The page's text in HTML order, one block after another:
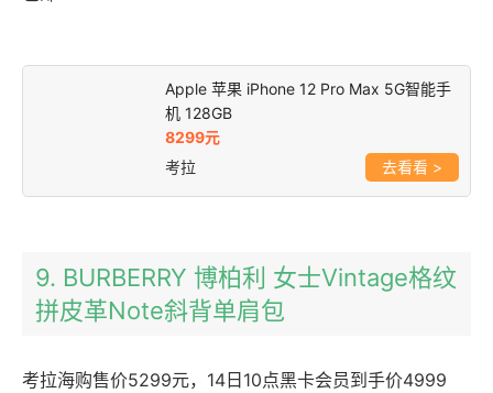
Apple 苹果 iPhone 12 Pro Max 5G智能手
机 128GB
8299元
考拉
>
9. BURBERRY 博柏利 女士Vintage格纹
拼皮革Note斜背单肩包
考拉海购售价5299元，14日10点黑卡会员到手价4999